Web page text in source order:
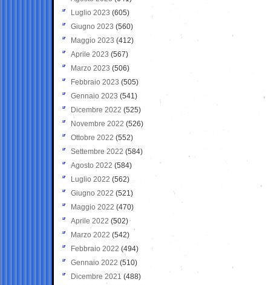
Luglio 2023 (605)
Giugno 2023 (560)
Maggio 2023 (412)
Aprile 2023 (567)
Marzo 2023 (506)
Febbraio 2023 (505)
Gennaio 2023 (541)
Dicembre 2022 (525)
Novembre 2022 (526)
Ottobre 2022 (552)
Settembre 2022 (584)
Agosto 2022 (584)
Luglio 2022 (562)
Giugno 2022 (521)
Maggio 2022 (470)
Aprile 2022 (502)
Marzo 2022 (542)
Febbraio 2022 (494)
Gennaio 2022 (510)
Dicembre 2021 (488)